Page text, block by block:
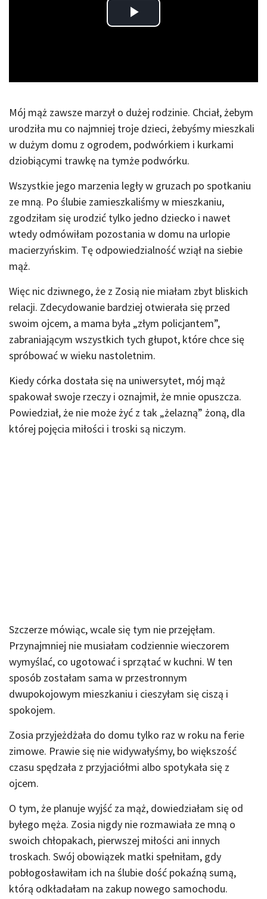
Play
Mój mąż zawsze marzył o dużej rodzinie. Chciał, żebym
urodziła mu co najmniej troje dzieci, żebyśmy mieszkali
w dużym domu z ogrodem, podwórkiem i kurkami
dziobiącymi trawkę na tymże podwórku.
Wszystkie jego marzenia legły w gruzach po spotkaniu
ze mną. Po ślubie zamieszkaliśmy w mieszkaniu,
zgodziłam się urodzić tylko jedno dziecko i nawet
wtedy odmówiłam pozostania w domu na urlopie
macierzyńskim. Tę odpowiedzialność wziął na siebie
mąż.
Więc nic dziwnego, że z Zosią nie miałam zbyt bliskich
relacji. Zdecydowanie bardziej otwierała się przed
swoim ojcem, a mama była „złym policjantem”,
zabraniającym wszystkich tych głupot, które chce się
spróbować w wieku nastoletnim.
Kiedy córka dostała się na uniwersytet, mój mąż
spakował swoje rzeczy i oznajmił, że mnie opuszcza.
Powiedział, że nie może żyć z tak „żelazną” żoną, dla
której pojęcia miłości i troski są niczym.
Szczerze mówiąc, wcale się tym nie przejęłam.
Przynajmniej nie musiałam codziennie wieczorem
wymyślać, co ugotować i sprzątać w kuchni. W ten
sposób zostałam sama w przestronnym
dwupokojowym mieszkaniu i cieszyłam się ciszą i
spokojem.
Zosia przyjeżdżała do domu tylko raz w roku na ferie
zimowe. Prawie się nie widywałyśmy, bo większość
czasu spędzała z przyjaciółmi albo spotykała się z
ojcem.
O tym, że planuje wyjść za mąż, dowiedziałam się od
byłego męża. Zosia nigdy nie rozmawiała ze mną o
swoich chłopakach, pierwszej miłości ani innych
troskach. Swój obowiązek matki spełniłam, gdy
pobłogosławiłam ich na ślubie dość pokaźną sumą,
którą odkładałam na zakup nowego samochodu.